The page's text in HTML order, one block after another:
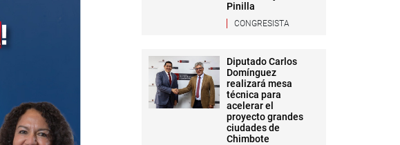
Pinilla
CONGRESISTA
Diputado Carlos
Domínguez
realizará mesa
técnica para
acelerar el
proyecto grandes
ciudades de
Chimbote